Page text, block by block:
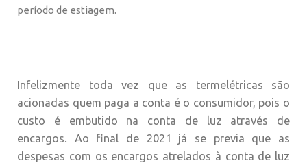
período de estiagem.
Infelizmente toda vez que as termelétricas são
acionadas quem paga a conta é o consumidor, pois o
custo é embutido na conta de luz através de
encargos. Ao final de 2021 já se previa que as
despesas com os encargos atrelados à conta de luz